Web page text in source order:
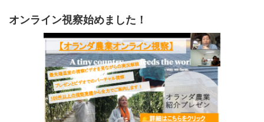
オンライン視察始めました！